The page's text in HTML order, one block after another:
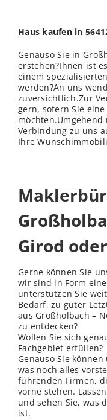
Haus kaufen in
Genauso Sie in
erstehen?Ihnen ist
einem
werden?An uns
zuversichtlich.Zur
gern, sofern Sie
möchten.Umgehend
Verbindung zu uns
Ihre
Girod
Gerne können Sie
wir sind in Form
unterstützen Sie
Bedarf, zu guter
aus Großholbach –
zu entdecken?
Wollen Sie sich
Fachgebiet erfüllen?
Genauso Sie
was noch alles
führenden Firmen,
vorne stehen.
und sehen Sie, was
ist.